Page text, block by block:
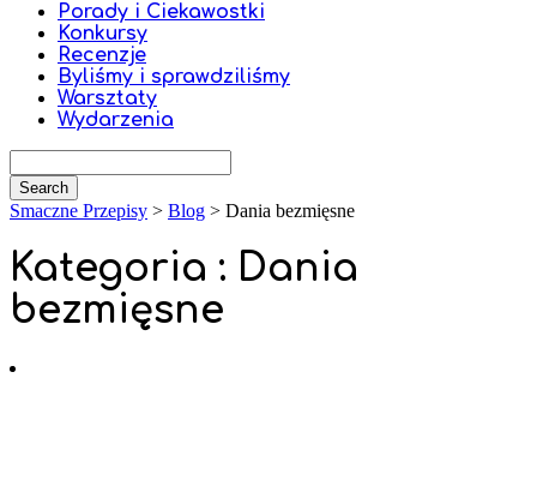
Porady i Ciekawostki
Konkursy
Recenzje
Byliśmy i sprawdziliśmy
Warsztaty
Wydarzenia
Smaczne Przepisy > Blog > Dania bezmięsne
Kategoria : Dania
bezmięsne